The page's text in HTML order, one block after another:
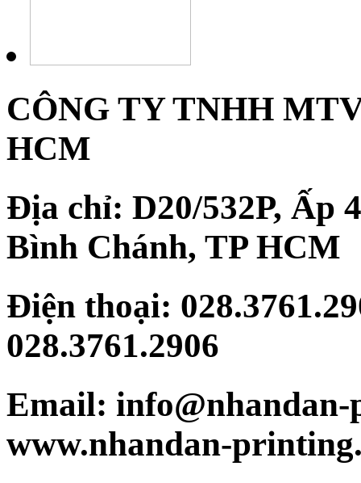
CÔNG TY TNHH
HCM
Địa chỉ: D20/532P, Ấp
Bình Chánh, TP HCM
Điện thoại:
028.3761.2906
Email:
www.nhandan-